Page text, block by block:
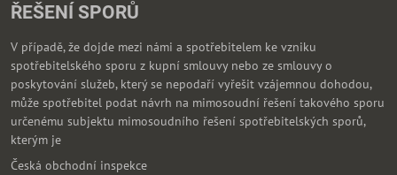
ŘEŠENÍ SPORŮ
V případě, že dojde mezi námi a spotřebitelem ke vzniku
spotřebitelského sporu z kupní smlouvy nebo ze smlouvy o
poskytování služeb, který se nepodaří vyřešit vzájemnou dohodou,
může spotřebitel podat návrh na mimosoudní řešení takového sporu
určenému subjektu mimosoudního řešení spotřebitelských sporů,
kterým je
Česká obchodní inspekce